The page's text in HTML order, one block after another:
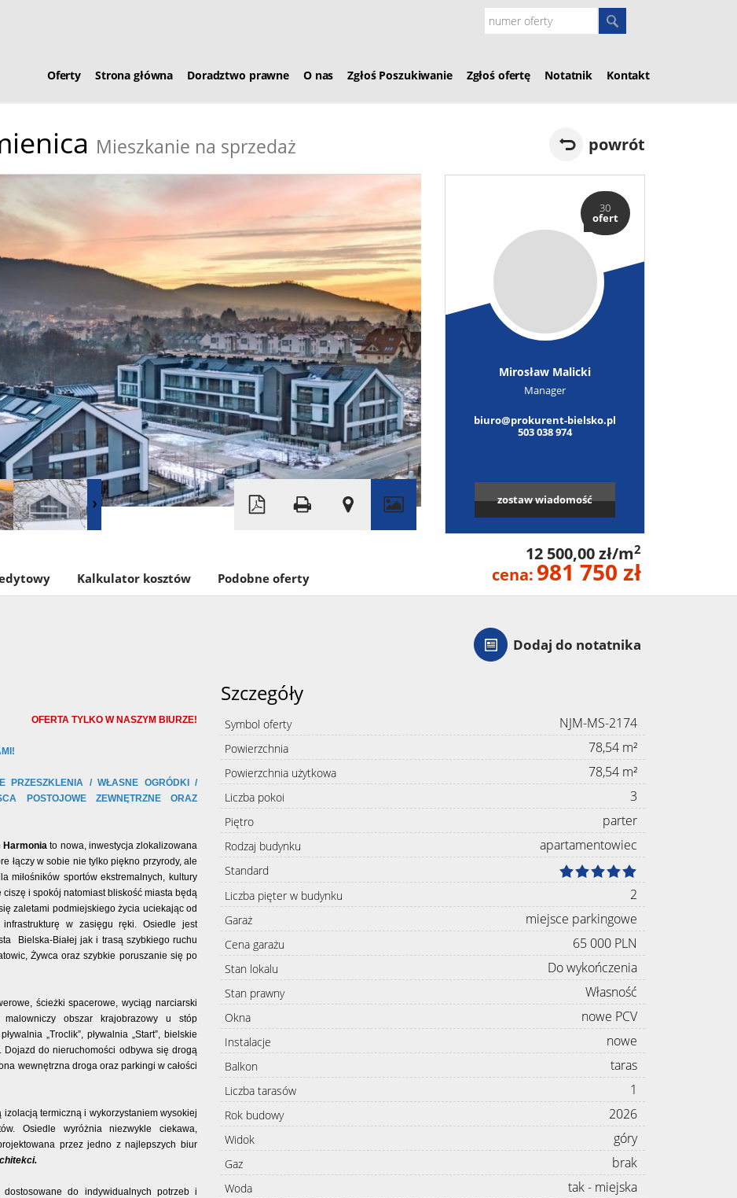
Oferty Strona główna Doradztwo prawne O nas Zgłoś Poszukiwanie Zgłoś ofertę Notatnik Kontakt
Mieszkanie na sprzedaż powrót
Leaflet|© MapTiler ©OpenStreetMap contributors
30
ofert
Mirosław Malicki
Manager
biuro@prokurent-bielsko.pl
503 038 974
zostaw wiadomość
12 500,00 zł/m2
cena: 981 750 zł
Dodaj do notatnika
Kalkulator kosztów Podobne oferty
OFERTA TYLKO W NASZYM BIURZE!
PRZESZKLENIA / WŁASNE OGRÓDKI /
POSTOJOWE ZEWNĘTRZNE ORAZ
Harmonia to nowa, inwestycja zlokalizowana
łączy w sobie nie tylko piękno przyrody, ale
miłośników sportów ekstremalnych, kultury
ciszę i spokój natomiast bliskość miasta będą
zaletami podmiejskiego życia uciekając od
infrastrukturę w zasięgu ręki. Osiedle jest
Bielska-Białej jak i trasą szybkiego ruchu
Żywca oraz szybkie poruszanie się po
ścieżki spacerowe, wyciąg narciarski
malowniczy obszar krajobrazowy u stóp
„Troclik”, pływalnia „Start”, bielskie
Dojazd do nieruchomości odbywa się drogą
wewnętrzna droga oraz parkingi w całości
termiczną i wykorzystaniem wysokiej
Osiedle wyróżnia niezwykle ciekawa,
przez jedno z najlepszych biur
do indywidualnych potrzeb i
Szczegóły
Symbol oferty NJM-MS-2174
Powierzchnia 78,54 m²
Powierzchnia użytkowa 78,54 m²
Liczba pokoi 3
Piętro parter
Rodzaj budynku apartamentowiec
Standard
Liczba pięter w budynku
2
Garaż miejsce parkingowe
Cena garażu 65 000 PLN
Stan lokalu Do wykończenia
Stan prawny Własność
Okna nowe PCV
Instalacje nowe
Balkon taras
Liczba tarasów 1
Rok budowy 2026
Widok góry
Gaz brak
Woda tak - miejska